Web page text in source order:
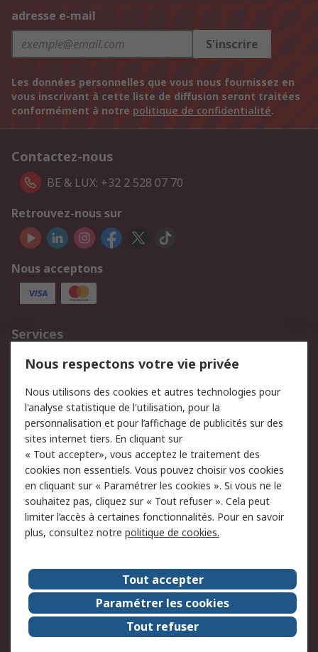
adresse e-mail
S'inscrire
Les données personnelles que vous nous fournissez en
vous inscrivant à cette liste de diffusion seront traitées
conformément à notre politique de confidentialité.
Contactez-nous
BE & LUX: +32 2 528 07 70
Retrouvez-nous sur
Nous acceptons
Services
750.000 produits
2.500 marques
Retours
Support technique
Track & trace
Legal
Politique de cookies
Sécurité des e-mails
Politique de protection
des données - Mise à
jour
Conditions générales
de vente
A propos de RS
Le groupe RS Group
A propos de RS
RS dans le monde
Travaillez chez RS
ESG
Nous respectons votre vie privée
Nous utilisons des cookies et autres technologies pour
l'analyse statistique de l'utilisation, pour la
personnalisation et pour l’affichage de publicités sur des
sites internet tiers. En cliquant sur
« Tout accepter», vous acceptez le traitement des
cookies non essentiels. Vous pouvez choisir vos cookies
en cliquant sur « Paramétrer les cookies ». Si vous ne le
souhaitez pas, cliquez sur « Tout refuser ». Cela peut
limiter l’accès à certaines fonctionnalités. Pour en savoir
plus, consultez notre politique de cookies.
Tout accepter
Paramétrer les cookies
Tout refuser